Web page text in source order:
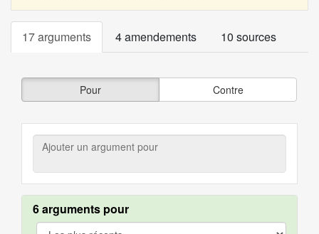
17 arguments 4 amendements 10 sources
Pour Contre
Ajouter
argument
pour
6 arguments pour
argument.filter.yes